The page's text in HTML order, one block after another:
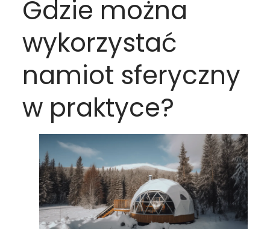
Gdzie można
wykorzystać
namiot sferyczny
w praktyce?